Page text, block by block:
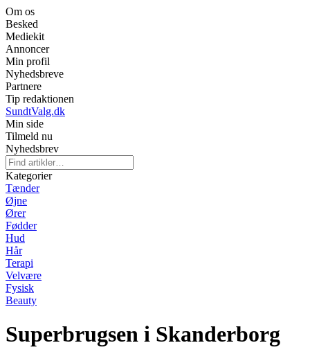
Om os
Besked
Mediekit
Annoncer
Min profil
Nyhedsbreve
Partnere
Tip redaktionen
SundtValg.dk
Min side
Tilmeld nu
Nyhedsbrev
Kategorier
Tænder
Øjne
Ører
Fødder
Hud
Hår
Terapi
Velvære
Fysisk
Beauty
Superbrugsen i Skanderborg